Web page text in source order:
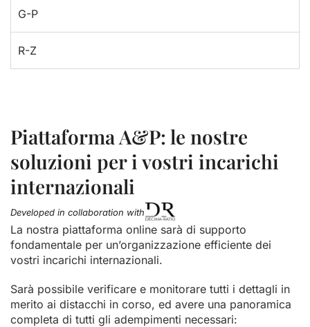
G-P
R-Z
Piattaforma A&P: le nostre
soluzioni per i vostri incarichi
internazionali
Developed in collaboration with
La nostra piattaforma online sarà di supporto
fondamentale per un’organizzazione efficiente dei
vostri incarichi internazionali.
Sarà possibile verificare e monitorare tutti i dettagli in
merito ai distacchi in corso, ed avere una panoramica
completa di tutti gli adempimenti necessari: